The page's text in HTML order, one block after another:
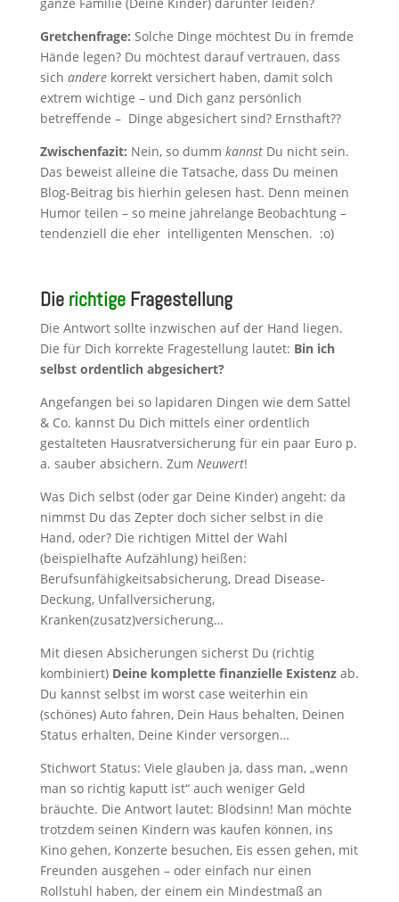
Gretchenfrage: Solche Dinge möchtest Du in fremde
Hände legen? Du möchtest darauf vertrauen, dass
sich anderekorrekt versichert haben, damit solch
extrem wichtige – und Dich ganz persönlich
betreffende – Dinge abgesichert sind? Ernsthaft??
Zwischenfazit: Nein, so dumm kannstDu nicht sein.
Das beweist alleine die Tatsache, dass Du meinen
Blog-Beitrag bis hierhin gelesen hast. Denn meinen
Humor teilen – so meine jahrelange Beobachtung –
tendenziell die eher intelligenten Menschen. :o)
Die richtigeFragestellung
Die Antwort sollte inzwischen auf der Hand liegen.
Die für Dich korrekte Fragestellung lautet: Bin ich
selbst ordentlich abgesichert?
Angefangen bei so lapidaren Dingen wie dem Sattel
& Co. kannst Du Dich mittels einer ordentlich
gestalteten Hausratversicherung für ein paar Euro p.
a. sauber absichern. Zum Neuwert!
Was Dich selbst (oder gar Deine Kinder) angeht: da
nimmst Du das Zepter doch sicher selbst in die
Hand, oder? Die richtigen Mittel der Wahl
(beispielhafte Aufzählung) heißen:
Berufsunfähigkeitsabsicherung, Dread Disease-
Deckung, Unfallversicherung,
Kranken(zusatz)versicherung…
Mit diesen Absicherungen sicherst Du (richtig
kombiniert)Deine komplette finanzielle Existenzab.
Du kannst selbst im worst case weiterhin ein
(schönes) Auto fahren, Dein Haus behalten, Deinen
Status erhalten, Deine Kinder versorgen…
Stichwort Status: Viele glauben ja, dass man, „wenn
man so richtig kaputt ist“ auch weniger Geld
bräuchte. Die Antwort lautet: Blödsinn! Man möchte
trotzdem seinen Kindern was kaufen können, ins
Kino gehen, Konzerte besuchen, Eis essen gehen, mit
Freunden ausgehen – oder einfach nur einen
Rollstuhl haben, der einem ein Mindestmaß an